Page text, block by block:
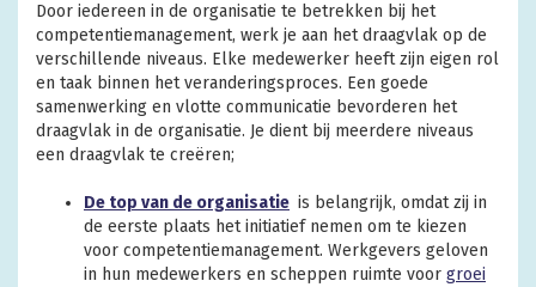
Door iedereen in de organisatie te betrekken bij het
competentiemanagement, werk je aan het draagvlak op de
verschillende niveaus. Elke medewerker heeft zijn eigen rol
en taak binnen het veranderingsproces. Een goede
samenwerking en vlotte communicatie bevorderen het
draagvlak in de organisatie. Je dient bij meerdere niveaus
een draagvlak te creëren;
De top van de organisatie is belangrijk, omdat zij in
de eerste plaats het initiatief nemen om te kiezen
voor competentiemanagement. Werkgevers geloven
in hun medewerkers en scheppen ruimte voor groei